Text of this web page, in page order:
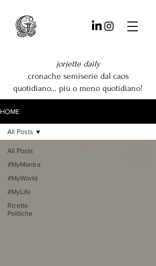
jorjette daily
cronache semiserie dal caos
quotidiano... più o meno quotidiano!
HOME
All Posts
#MyMantra
#MyWorld
#MyLife
Ricette
Politiche
All Posts